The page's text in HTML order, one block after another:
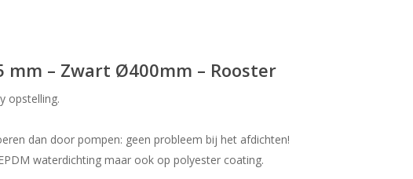
mm – Zwart Ø400mm – Rooster
opstelling.
dan door pompen: geen probleem bij het afdichten!
waterdichting maar ook op polyester coating.